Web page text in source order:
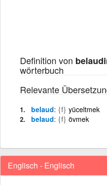
Definition von
wörterbuch
Relevante
belaud {f} yüceltmek
belaud {f} övmek
Englisch - Englisch